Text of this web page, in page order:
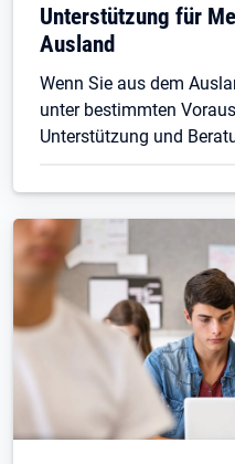
Unterstützung für
Ausland
Wenn Sie aus dem
unter bestimmten
Unterstützung und